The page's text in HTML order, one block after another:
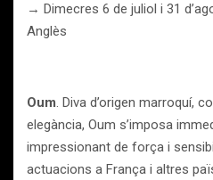
→ Dimecres 6 de juliol i 31
Anglès
Oum. Diva d’origen marroquí,
elegància, Oum s’imposa
impressionant de força i
actuacions a França i altres